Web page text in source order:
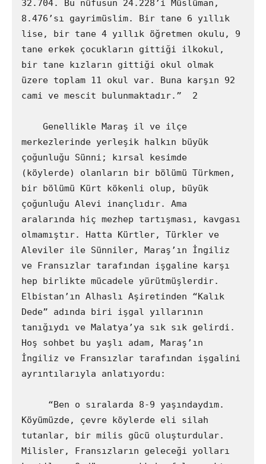
32.704. Bu nüfusun 24.228’i Müslüman,
8.476’sı gayrimüslim. Bir tane 6 yıllık
lise, bir tane 4 yıllık öğretmen okulu, 9
tane erkek çocukların gittiği ilkokul,
bir tane kızların gittiği okul olmak
üzere toplam 11 okul var. Buna karşın 92
cami ve mescit bulunmaktadır.”  2
merkezlerinde yerleşik halkın büyük
çoğunluğu Sünni; kırsal kesimde
(köylerde) olanların bir bölümü Türkmen,
bir bölümü Kürt kökenli olup, büyük
çoğunluğu Alevi inançlıdır. Ama
aralarında hiç mezhep tartışması, kavgası
olmamıştır. Hatta Kürtler, Türkler ve
Aleviler ile Sünniler, Maraş’ın İngiliz
ve Fransızlar tarafından işgaline karşı
hep birlikte mücadele yürütmüşlerdir.
Elbistan’ın Alhaslı Aşiretinden “Kalık
Dede” adında biri işgal yıllarının
tanığıydı ve Malatya’ya sık sık gelirdi.
Hoş sohbet bu yaşlı adam, Maraş’ın
İngiliz ve Fransızlar tarafından işgalini
ayrıntılarıyla anlatıyordu:
Köyümüzde, çevre köylerde eli silah
tutanlar, bir milis gücü oluşturdular.
Milisler, Fransızların geleceği yolları